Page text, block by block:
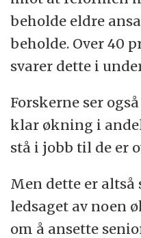
beholde eldre
beholde. Over 40
svarer dette i
Forskerne ser
klar økning i
stå i jobb til de er
Men dette er
ledsaget av noen
om å ansette